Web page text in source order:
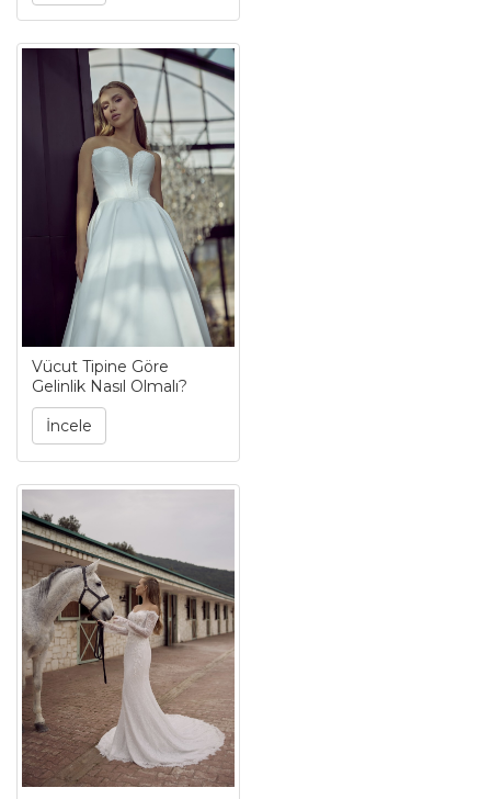
Vücut Tipine Göre
Gelinlik Nasıl Olmalı?
İncele